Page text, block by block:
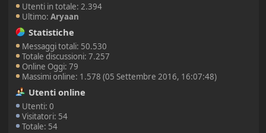
Utenti in totale: 2.394
Ultimo:Aryaan
Statistiche
Messaggi totali: 50.530
Totale discussioni: 7.257
Online Oggi: 79
Massimi online: 1.578 (05 Settembre 2016, 16:07:48)
Utenti online
Utenti: 0
Visitatori: 54
Totale: 54